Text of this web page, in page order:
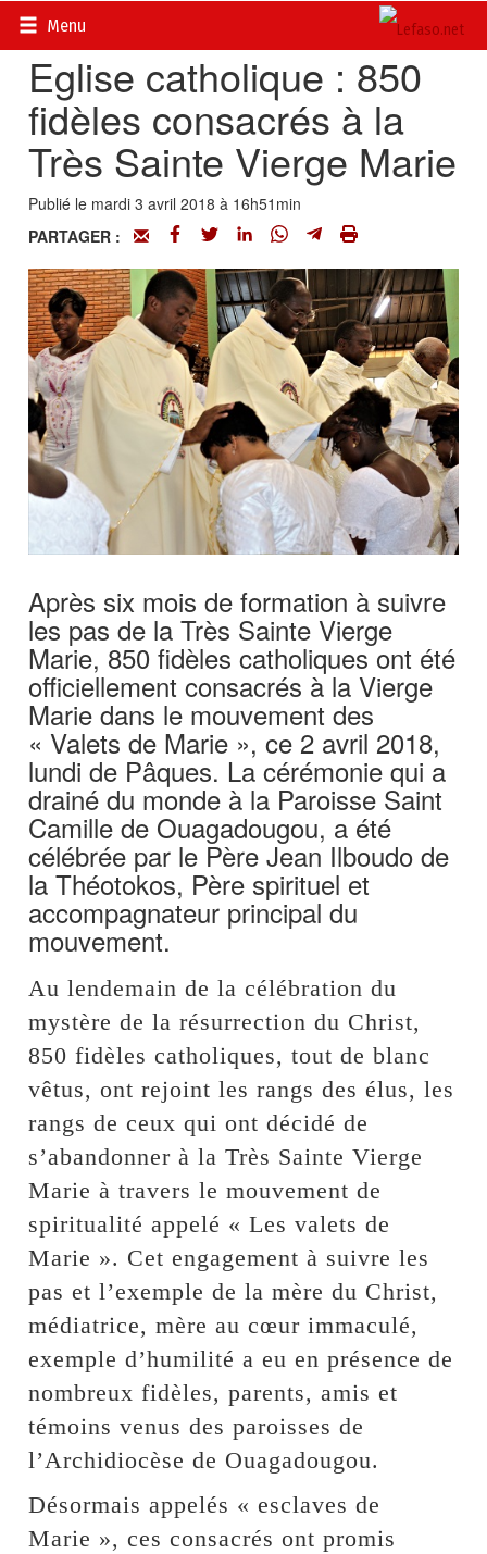
Menu
Accueil>
Eglise catholique : 850
fidèles consacrés à la
Très Sainte Vierge Marie
Publié le mardi 3 avril 2018 à 16h51min
PARTAGER :
Après six mois de formation à suivre
les pas de la Très Sainte Vierge
Marie, 850 fidèles catholiques ont été
officiellement consacrés à la Vierge
Marie dans le mouvement des
« Valets de Marie », ce 2 avril 2018,
lundi de Pâques. La cérémonie qui a
drainé du monde à la Paroisse Saint
Camille de Ouagadougou, a été
célébrée par le Père Jean Ilboudo de
la Théotokos, Père spirituel et
accompagnateur principal du
mouvement.
Au lendemain de la célébration du
mystère de la résurrection du Christ,
850 fidèles catholiques, tout de blanc
vêtus, ont rejoint les rangs des élus, les
rangs de ceux qui ont décidé de
s’abandonner à la Très Sainte Vierge
Marie à travers le mouvement de
spiritualité appelé « Les valets de
Marie ». Cet engagement à suivre les
pas et l’exemple de la mère du Christ,
médiatrice, mère au cœur immaculé,
exemple d’humilité a eu en présence de
nombreux fidèles, parents, amis et
témoins venus des paroisses de
l’Archidiocèse de Ouagadougou.
Désormais appelés « esclaves de
Marie », ces consacrés ont promis